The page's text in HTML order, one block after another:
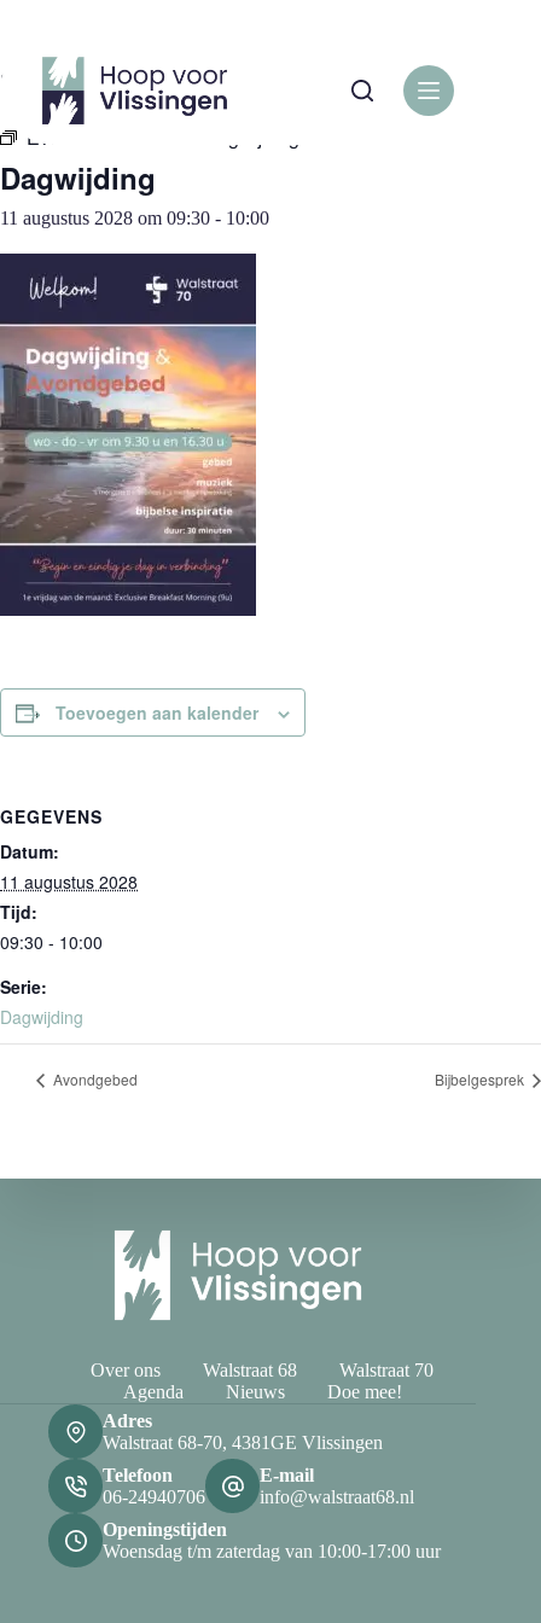
inhoud
« Alle Evenementen
Evenementenreeks:
Dagwijding
11 augustus 2028 om 09:30 - 10:00
Toevoegen aan kalender
GEGEVENS
Datum:
11 augustus 2028
Tijd:
09:30 - 10:00
Serie:
Dagwijding
Avondgebed Bijbelgesprek
Over ons Walstraat 68
Walstraat 70
Agenda
Nieuws
Doe mee!
Adres
Walstraat 68-70, 4381GE Vlissingen
Telefoon
06-24940706
E-mail
info@walstraat68.nl
Openingstijden
Woensdag t/m zaterdag van 10:00-17:00 uur